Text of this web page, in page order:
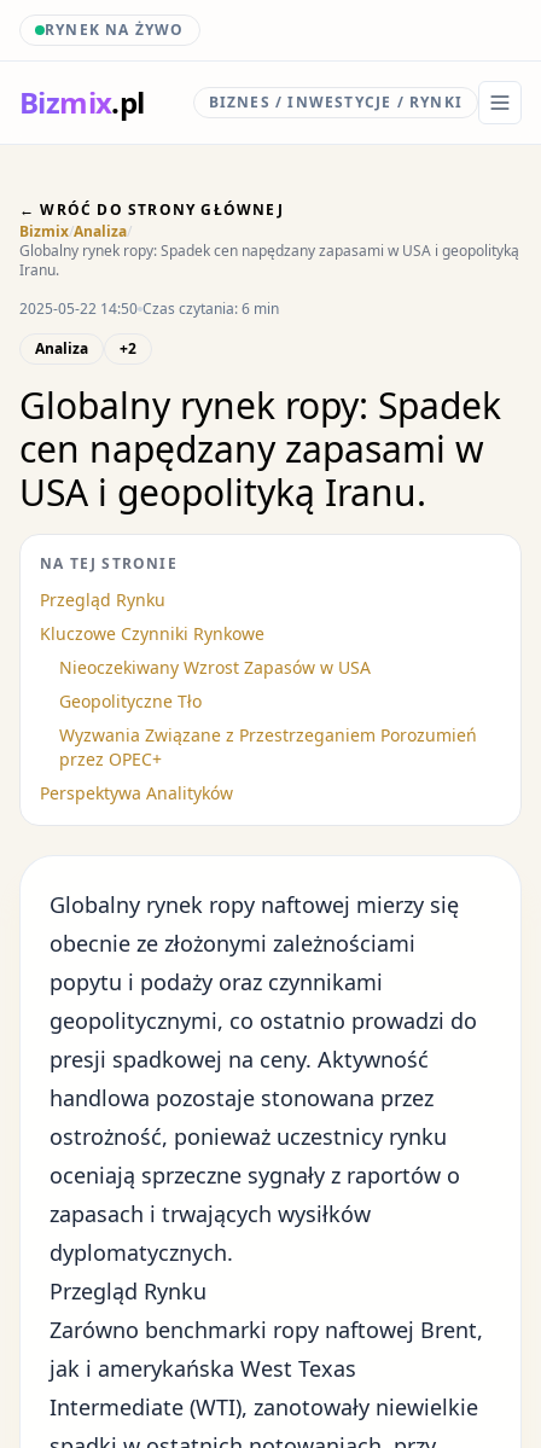
RYNEK NA ŻYWO
Bizmix.pl BIZNES / INWESTYCJE / RYNKI
← WRÓĆ DO STRONY GŁÓWNEJ
Bizmix/Analiza/
Globalny rynek ropy: Spadek cen napędzany zapasami w USA i geopolityką
Iranu.
2025-05-22 14:50 Czas czytania: 6 min
Analiza
+2
Globalny rynek ropy: Spadek
cen napędzany zapasami w
USA i geopolityką Iranu.
NA TEJ STRONIE
Przegląd Rynku
Kluczowe Czynniki Rynkowe
Nieoczekiwany Wzrost Zapasów w USA
Geopolityczne Tło
Wyzwania Związane z Przestrzeganiem Porozumień
przez OPEC+
Perspektywa Analityków
Globalny rynek ropy naftowej mierzy się
obecnie ze złożonymi zależnościami
popytu i podaży oraz czynnikami
geopolitycznymi, co ostatnio prowadzi do
presji spadkowej na ceny. Aktywność
handlowa pozostaje stonowana przez
ostrożność, ponieważ uczestnicy rynku
oceniają sprzeczne sygnały z raportów o
zapasach i trwających wysiłków
dyplomatycznych.
Przegląd Rynku
Zarówno benchmarki ropy naftowej Brent,
jak i amerykańska West Texas
Intermediate (WTI), zanotowały niewielkie